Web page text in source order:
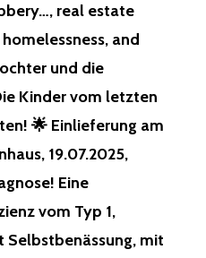
real estate
and
und die
Kinder vom letzten
🌟 Einlieferung am
19.07.2025,
Eine
vom Typ 1,
mit